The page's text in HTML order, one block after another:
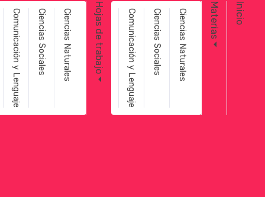
Inicio
Materias
Ciencias Naturales
Ciencias Sociales
Comunicación y Lenguaje
Hojas de trabajo
Ciencias Naturales
Ciencias Sociales
Comunicación y Lenguaje